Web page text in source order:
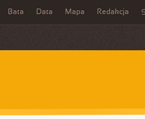
Bata Data Mapa Redakcja